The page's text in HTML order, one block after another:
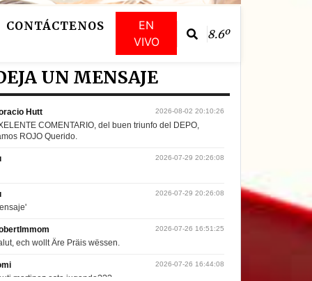
CONTÁCTENOS
EN
VIVO
8.6º
UN MENSAJE